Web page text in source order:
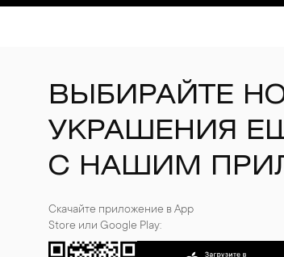
ВЫБИРАЙТЕ
УКРАШЕНИЯ
С НАШИМ
Скачайте приложение в App
Store или Google Play: